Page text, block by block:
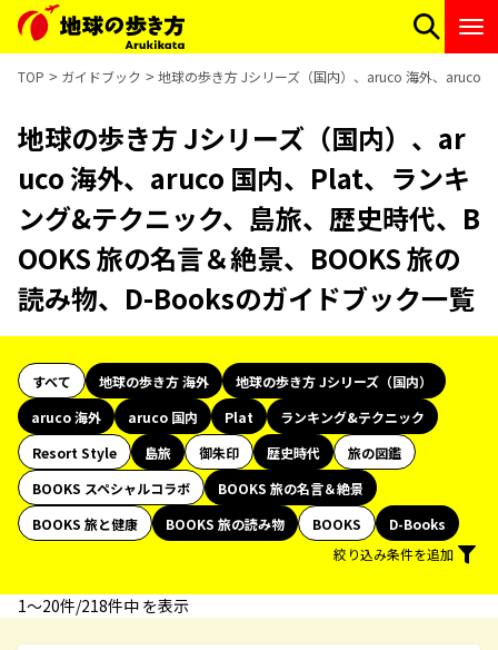
TOP ガイドブック 地球の歩き方 Jシリーズ（国内）、aruco 海外、aruco
地球の歩き方 Jシリーズ（国内）、ar
uco 海外、aruco 国内、Plat、ランキ
ング&テクニック、島旅、歴史時代、B
OOKS 旅の名言＆絶景、BOOKS 旅の
読み物、D-Booksのガイドブック一覧
すべて 地球の歩き方 海外
地球の歩き方 Jシリーズ（国内）
aruco 海外
aruco 国内 Plat
ランキング&テクニック
Resort Style
島旅 御朱印 歴史時代
旅の図鑑
BOOKS スペシャルコラボ
BOOKS 旅の名言＆絶景
BOOKS 旅と健康
BOOKS 旅の読み物 BOOKS
D-Books
絞り込み条件を追加
1〜20件/218件中 を表示